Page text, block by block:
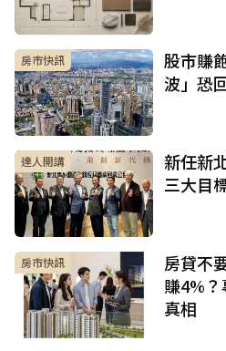
房市快訊
股市賺
波」恐
達人開講
新任新
三大目
房市快訊
房貸不
賺4%
真相